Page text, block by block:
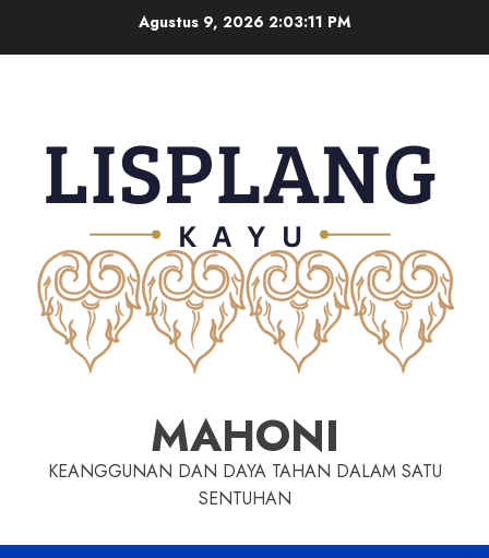
Agustus 9, 2026 2:03:12 PM
MAHONI
KEANGGUNAN DAN DAYA TAHAN DALAM SATU
SENTUHAN